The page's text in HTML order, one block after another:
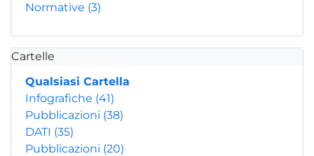
Normative (3)
Cartelle
Qualsiasi Cartella
Infografiche (41)
Pubblicazioni (38)
DATI (35)
Pubblicazioni (20)